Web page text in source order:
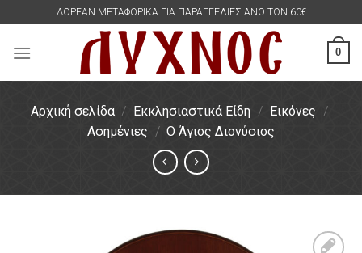
content
ΔΩΡΕΑΝ ΜΕΤΑΦΟΡΙΚΑ ΓΙΑ ΠΑΡΑΓΓΕΛΙΕΣ ΑΝΩ ΤΩΝ 60€
0
Αρχική σελίδα / Εκκλησιαστικά Είδη / Εικόνες /
Ασημένιες / Ο Άγιος Διονύσιος